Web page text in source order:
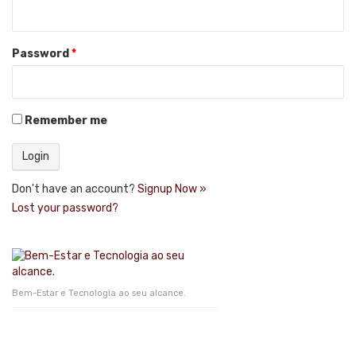
Password *
Remember me
Don't have an account? Signup Now »
Lost your password?
Bem-Estar e Tecnologia ao seu alcance.